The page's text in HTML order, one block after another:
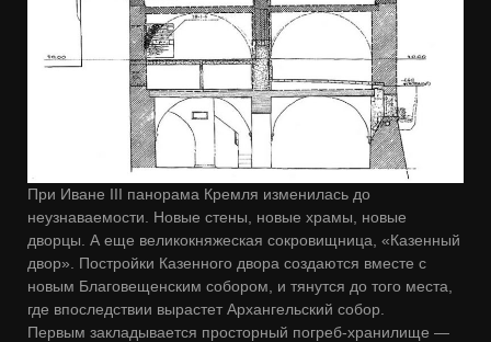
При Иване III панорама Кремля изменилась до
неузнаваемости. Новые стены, новые храмы, новые
дворцы. А еще великокняжеская сокровищница, «Казенный
двор». Постройки Казенного двора создаются вместе с
новым Благовещенским собором, и тянутся до того места,
где впоследствии вырастет Архангельский собор.
Первым закладывается просторный погреб-хранилище ―